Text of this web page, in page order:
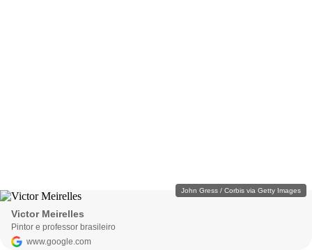
John Gress / Corbis via Getty Images
Victor Meirelles
Pintor e professor brasileiro
www.google.com